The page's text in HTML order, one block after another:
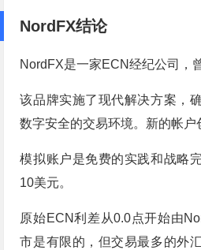
NordFX结论
NordFX是一家ECN经纪公司，
该品牌实施了现代解决方案，
数字安全的交易环境。新的帐户
模拟账户是免费的实践和战略
10美元。
原始ECN利差从0.0点开始由
市是有限的，但交易最多的外